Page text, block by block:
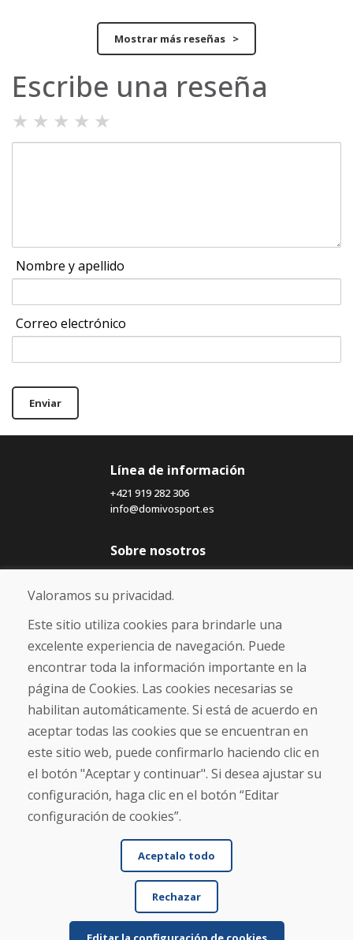
Mostrar más reseñas >
Escribe una reseña
★ ★ ★ ★ ★
Nombre y apellido
Correo electrónico
Enviar
Línea de información
+421 919 282 306
info@domivosport.es
Sobre nosotros
Blog
Sobre nosotros
Comercio
Contacto
Compra
Tienda electrónica
Envío y pago
NORMAS DE RECLAMACIÓN
Devolución y cambio de mercancías
Política de privacidad
Cookies
© DOMIVOSPORT 2026, reservados todos los derechos
Valoramos su privacidad.
Este sitio utiliza cookies para brindarle una
excelente experiencia de navegación. Puede
encontrar toda la información importante en la
página de Cookies. Las cookies necesarias se
habilitan automáticamente. Si está de acuerdo en
aceptar todas las cookies que se encuentran en
este sitio web, puede confirmarlo haciendo clic en
el botón "Aceptar y continuar". Si desea ajustar su
configuración, haga clic en el botón “Editar
configuración de cookies”.
Aceptalo todo
Rechazar